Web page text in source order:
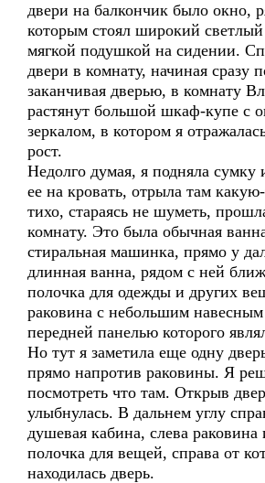
двери на балкончик было окно,
которым стоял широкий светлый
мягкой подушкой на сидении.
двери в комнату, начиная сразу
заканчивая дверью, в комнату
растянут большой шкаф-купе с
зеркалом, в котором я
рост.
Недолго думая, я подняла сумку
ее на кровать, отрыла там
тихо, стараясь не шуметь,
комнату. Это была обычная
стиральная машинка, прямо у
длинная ванна, рядом с ней
полочка для одежды и других
раковина с небольшим
передней панелью которого
Но тут я заметила еще одну
прямо напротив раковины. Я
посмотреть что там. Открыв
улыбнулась. В дальнем углу
душевая кабина, слева раковина
полочка для вещей, справа от
находилась дверь.